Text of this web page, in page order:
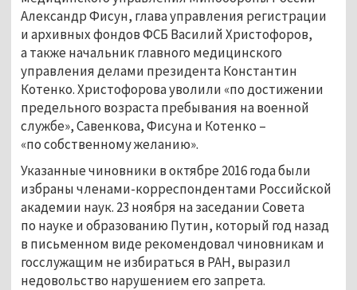
Александр Фисун, глава управления регистрации
и архивных фондов ФСБ Василий Христофоров,
а также начальник главного медицинского
управления делами президента Константин
Котенко. Христофорова уволили «по достижении
предельного возраста пребывания на военной
службе», Савенкова, Фисуна и Котенко –
«по собственному желанию».
Указанные чиновники в октябре 2016 года были
избраны членами-корреспондентами Российской
академии наук. 23 ноября на заседании Совета
по науке и образованию Путин, который год назад
в письменном виде рекомендовал чиновникам и
госслужащим не избираться в РАН, выразил
недовольство нарушением его запрета.